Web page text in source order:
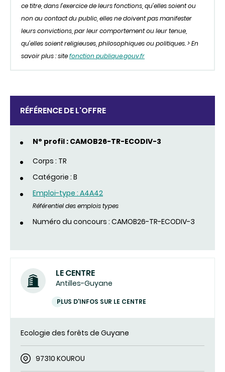
ce titre, dans l’exercice de leurs fonctions, qu’elles soient ou
non au contact du public, elles ne doivent pas manifester
leurs convictions, par leur comportement ou leur tenue,
qu’elles soient religieuses, philosophiques ou politiques. > En
savoir plus : sitefonction publique.gouv.fr
RÉFÉRENCE DE L'OFFRE
N° profil : CAMOB26-TR-ECODIV-3
Corps : TR
Catégorie : B
Emploi-type : A4A42
Référentiel des emplois types
Numéro du concours : CAMOB26-TR-ECODIV-3
LE CENTRE
Antilles-Guyane
PLUS D'INFOS SUR LE CENTRE
Ecologie des forêts de Guyane
97310 KOUROU